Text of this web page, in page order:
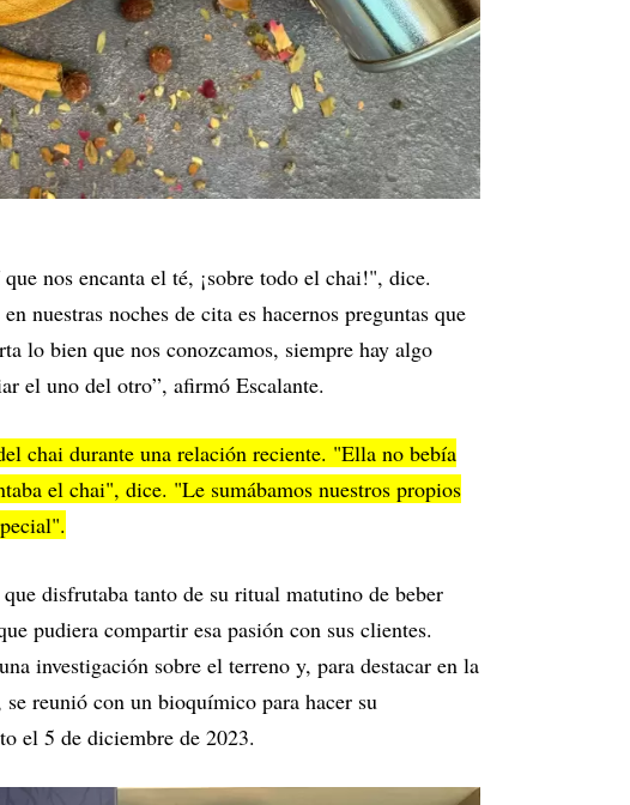
nos encanta el té, ¡sobre todo el chai!", dice.
nuestras noches de cita es hacernos preguntas que
lo bien que nos conozcamos, siempre hay algo
el uno del otro”, afirmó Escalante.
chai durante una relación reciente. "Ella no bebía
el chai", dice. "Le sumábamos nuestros propios
disfrutaba tanto de su ritual matutino de beber
pudiera compartir esa pasión con sus clientes.
investigación sobre el terreno y, para destacar en la
reunió con un bioquímico para hacer su
el 5 de diciembre de 2023.